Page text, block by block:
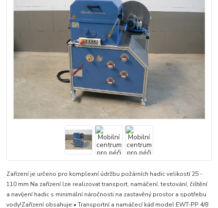
Zařízení je určeno pro komplexní údržbu požárních hadic velikostí 25 -
110 mm.Na zařízení lze realizovat transport, namáčení, testování, čištění
a navíjení hadic s minimální náročnosti na zastavěný prostor a spotřebu
vody!Zařízení obsahuje:• Transportní a namáčecí káď model EWT-PP 4/8